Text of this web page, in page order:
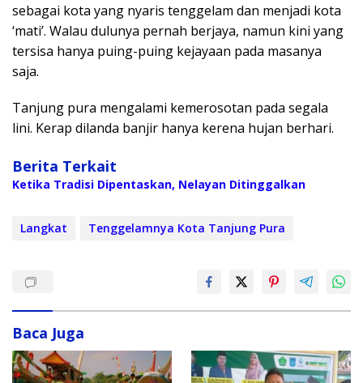
sebagai kota yang nyaris tenggelam dan menjadi kota
‘mati’. Walau dulunya pernah berjaya, namun kini yang
tersisa hanya puing-puing kejayaan pada masanya
saja.
Tanjung pura mengalami kemerosotan pada segala
lini. Kerap dilanda banjir hanya kerena hujan berhari.
Berita Terkait
Ketika Tradisi Dipentaskan, Nelayan Ditinggalkan
Langkat Tenggelamnya Kota Tanjung Pura
Baca Juga